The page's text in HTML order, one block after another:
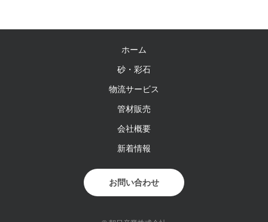
ホーム
砂・彩石
物流サービス
管材販売
会社概要
新着情報
お問い合わせ